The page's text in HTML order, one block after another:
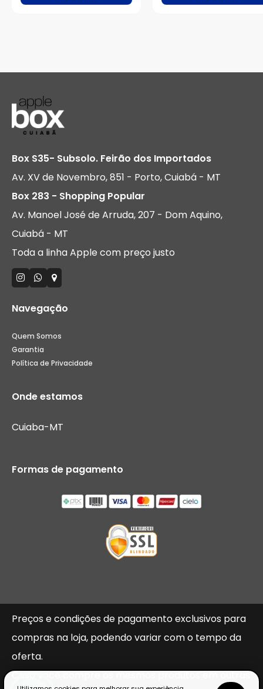
Box S35- Subsolo. Feirão dos Importados
Av. XV de Novembro, 851 - Porto, Cuiabá - MT
Box 283 - Shopping Popular
Av. Manoel José de Arruda, 207 - Dom Aquino,
Cuiabá - MT
Toda a linha Apple com preço justo
Navegação
Quem Somos
Garantia
Política de Privacidade
Onde estamos
Cuiaba-MT
Formas de pagamento
Preços e condições de pagamento exclusivos para
compras na loja, podendo variar com o tempo da
oferta.
Caso você compre os mesmos produtos em outras